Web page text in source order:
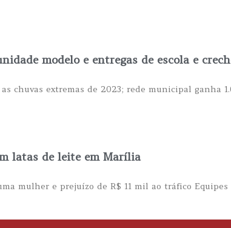
modelo e entregas de escola e
chuvas extremas de 2023; rede municipal ganha
latas de leite em Marília
mulher e prejuízo de R$ 11 mil ao tráfico